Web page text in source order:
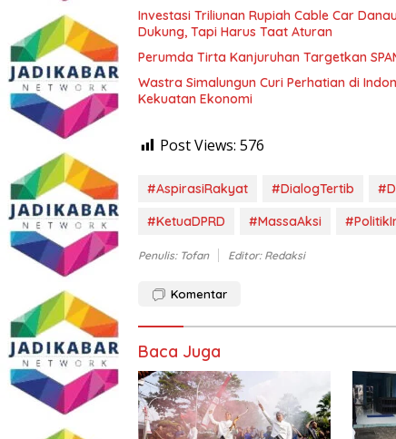
Investasi Triliunan Rupiah Cable Car
Dukung, Tapi Harus Taat Aturan
Perumda Tirta Kanjuruhan Targetkan
Wastra Simalungun Curi Perhatian di
Kekuatan Ekonomi
Post Views: 576
#AspirasiRakyat #DialogTertib
#KetuaDPRD
#MassaAksi
Penulis: Tofan Editor: Redaksi
Komentar
Baca Juga